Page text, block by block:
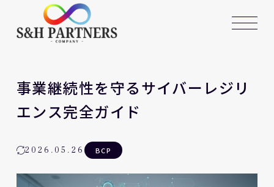
事業継続性を守るサイバーレジリ
エンス完全ガイド
2026.05.26 BCP